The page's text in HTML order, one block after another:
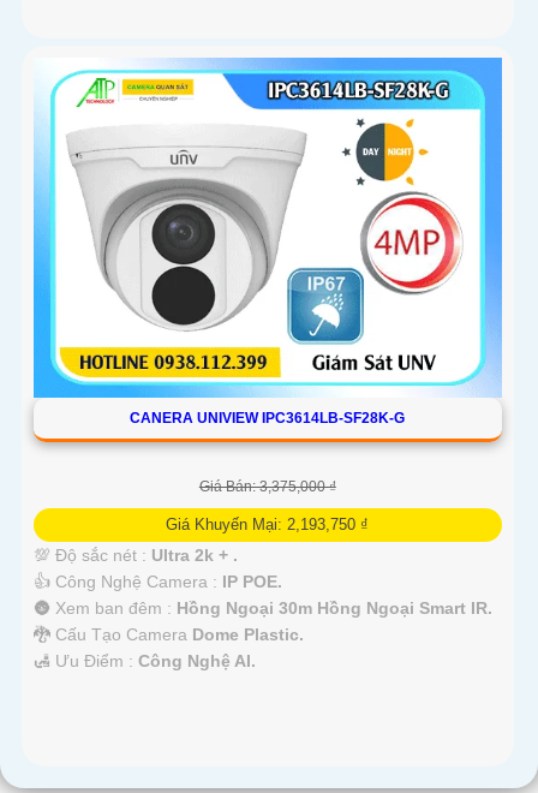
CANERA UNIVIEW IPC3614LB-SF28K-G
Giá Bán: 3,375,000 ₫
Giá Khuyến Mại: 2,193,750 ₫
💯 Độ sắc nét : Ultra 2k + .
👍 Công Nghệ Camera : IP POE.
🌚 Xem ban đêm : Hồng Ngoại 30m Hồng Ngoại Smart IR.
🐉️ Cấu Tạo Camera Dome Plastic.
️🛃 Ưu Điểm : Công Nghệ AI.